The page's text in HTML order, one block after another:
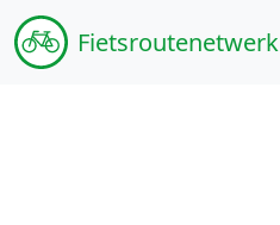
Fietsroutenetwerk